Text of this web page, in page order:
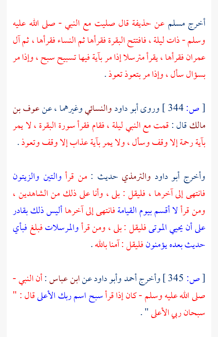
أخرجمسلم عنحذيفة قال صليت مع النبي - صلى الله عليه
وسلم - ذات ليلة ، فافتتح البقرة فقرأها ثم النساء فقرأها ، ثم آل
عمران فقرأها ، يقرأ مترسلا إذا مر بآية فيها تسبيح سبح ، وإذا مر
بسؤال سأل ، وإذا مر بتعوذ تعوذ.
[ص: وروىأبو داودوالنسائيوغيرهما ، عنعوف بن
مالكقال :قمت مع النبي ليلة ، فقام فقرأ سورة البقرة ، لا يمر
بآية رحمة إلا وقف وسأل ، ولا يمر بآية عذاب إلا وقف وتعوذ.
وأخرج أبو داود والترمذي حديث :من قرأ والتين والزيتون
فانتهى إلى آخرها ، فليقل : بلى ، وأنا على ذلك من الشاهدين ،
ومن قرألا أقسم بيوم القيامةفانتهى إلى آخرهاأليس ذلك بقادر
على أن يحيي الموتىفليقل : بلى ، ومن قرأوالمرسلاتفبلغفبأي
حديث بعده يؤمنونفليقل : آمنا بالله.
[ص: وأخرجأحمدوأبو داودعنابن عباس:أن النبي -
صلى الله عليه وسلم - كان إذا قرأسبح اسم ربك الأعلىقال : "
سبحان ربي الأعلى" .